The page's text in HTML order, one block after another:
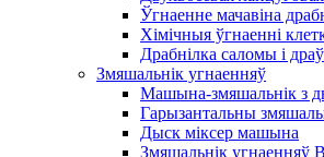
Ўгнаенне мачавіна
Хімічныя ўгнаенні
Драбнілка саломы і
Змяшальнік угнаенняў
Машына-змяшальнік з
Гарызантальны
Дыск міксер машына
Змяшальнік угнаенняў